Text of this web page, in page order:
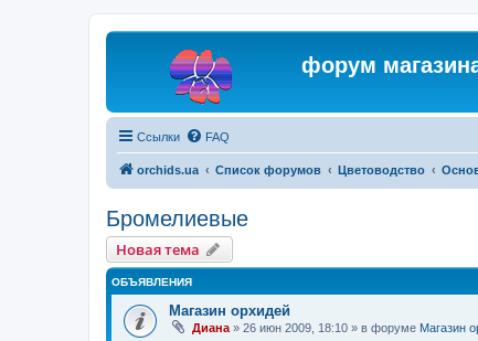
форум
Ссылки FAQ
orchids.ua Список форумов Цветоводство
Бромелиевые
Новая тема
ОБЪЯВЛЕНИЯ
Магазин орхидей
Диана » 26 июн 2009, 18:10 » в форуме Магазин